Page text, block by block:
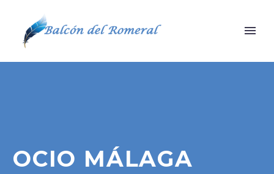
OCIO MÁLAGA